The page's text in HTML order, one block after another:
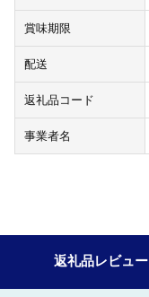
賞味期限
配送
返礼品コード
事業者名
返礼品レビュー